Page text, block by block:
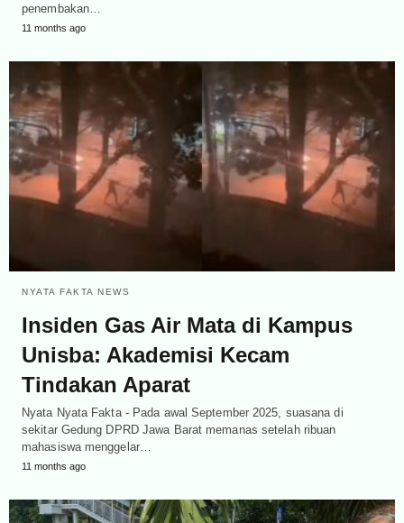
penembakan…
11 months ago
NYATA FAKTA NEWS
Insiden Gas Air Mata di Kampus
Unisba: Akademisi Kecam
Tindakan Aparat
Nyata Nyata Fakta - Pada awal September 2025, suasana di
sekitar Gedung DPRD Jawa Barat memanas setelah ribuan
mahasiswa menggelar…
11 months ago